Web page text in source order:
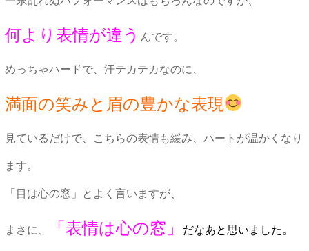
何より表情が違う んです。
めっちゃハードで、汗テカテカなのに、
満面の笑みと眉の豊かな表現
見ているだけで、こちらの表情も緩み、ハートが温かくなり
ます。
「目は心の窓」とよく言いますが、
まさに、 「表情は心の窓」 だなあと思いました。